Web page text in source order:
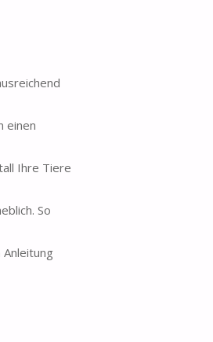
einen
Ihre Tiere
So